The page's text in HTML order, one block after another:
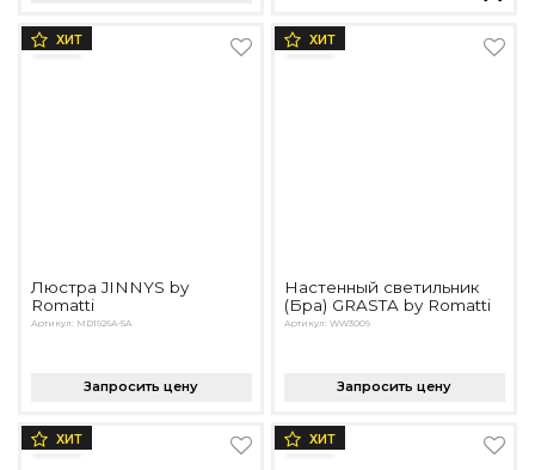
ХИТ
Люстра JINNYS by
Romatti
Артикул: MD1926A-5A
Запросить цену
ХИТ
Настенный светильник
(Бра) GRASTA by Romatti
Артикул: WW3009
Запросить цену
ХИТ ХИТ